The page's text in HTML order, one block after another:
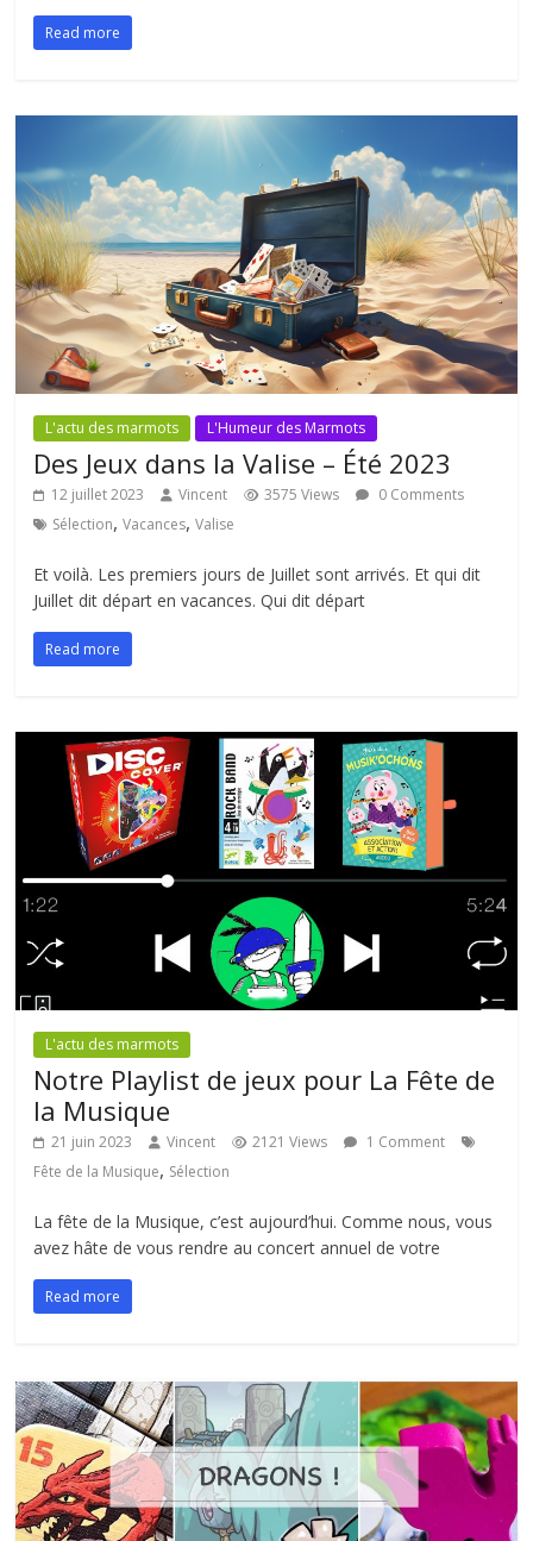
Read more
L'actu des marmots L'Humeur des Marmots
Des Jeux dans la Valise – Été 2023
12 juillet 2023 Vincent 3575 Views
0 Comments
Sélection,Vacances,Valise
Et voilà. Les premiers jours de Juillet sont arrivés. Et qui dit
Juillet dit départ en vacances. Qui dit départ
Read more
L'actu des marmots
Notre Playlist de jeux pour La Fête de
la Musique
21 juin 2023 Vincent 2121 Views
1 Comment
Fête de la Musique, Sélection
La fête de la Musique, c’est aujourd’hui. Comme nous, vous
avez hâte de vous rendre au concert annuel de votre
Read more